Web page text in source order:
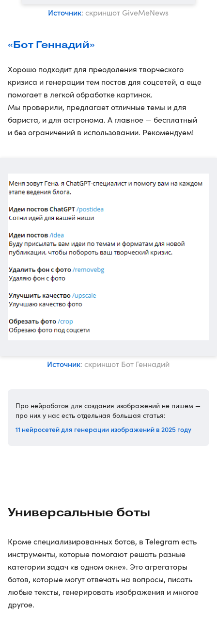
Источник: скриншот GiveMeNews
«Бот Геннадий»
Хорошо подходит для преодоления творческого
кризиса и генерации тем постов для соцсетей, а еще
помогает в легкой обработке картинок.
Мы проверили, предлагает отличные темы и для
бариста, и для астронома. А главное — бесплатный
и без ограничений в использовании. Рекомендуем!
Источник: скриншот Бот Геннадий
Про нейроботов для создания изображений не пишем —
про них у нас есть отдельная большая статья:
11 нейросетей для генерации изображений в 2025 году
Универсальные боты
Кроме специализированных ботов, в Telegram есть
инструменты, которые помогают решать разные
категории задач «в одном окне». Это агрегаторы
ботов, которые могут отвечать на вопросы, писать
любые тексты, генерировать изображения и многое
другое.